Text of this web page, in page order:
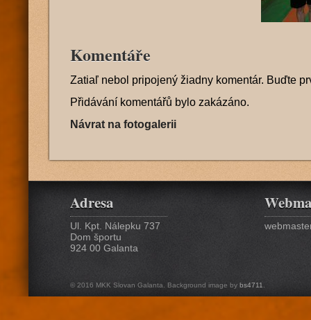
Komentáře
Zatiaľ nebol pripojený žiadny komentár. Buďte
Přidávání komentářů bylo zakázáno.
Návrat na fotogalerii
Adresa
Ul. Kpt. Nálepku 737
Dom športu
924 00 Galanta
© 2016 MKK Slovan Galanta. Background image by bs4711